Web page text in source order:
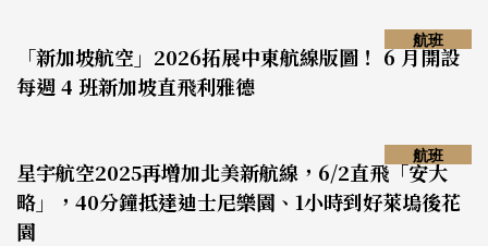
「新加坡航空」2026拓展中東航線版圖！ 6 月開設
每週 4 班新加坡直飛利雅德
航班
星宇航空2025再增加北美新航線，6/2直飛「安大
略」，40分鐘抵達迪士尼樂園、1小時到好萊塢後花
園
航班